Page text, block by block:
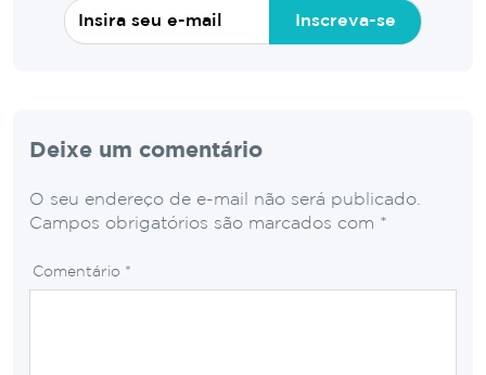
Inscreva-se
Deixe um comentário
O seu endereço de e-mail não será publicado.
Campos obrigatórios são marcados com *
Comentário *